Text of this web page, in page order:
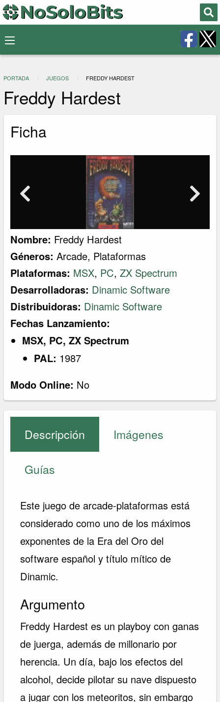
PORTADA JUEGOS FREDDY HARDEST
Freddy Hardest
Ficha
Nombre: Freddy Hardest
Géneros: Arcade, Plataformas
Plataformas: MSX, PC,ZX Spectrum
Desarrolladoras: Dinamic Software
Distribuidoras: Dinamic Software
Fechas Lanzamiento:
MSX, PC, ZX Spectrum
PAL: 1987
Modo Online: No
Descripción Imágenes
Guías
Este juego de arcade-plataformas está
considerado como uno de los máximos
exponentes de la Era del Oro del
software español y título mítico de
Dinamic.
Argumento
Freddy Hardest es un playboy con ganas
de juerga, además de millonario por
herencia. Un día, bajo los efectos del
alcohol, decide pilotar su nave dispuesto
a jugar con los meteoritos, sin embargo